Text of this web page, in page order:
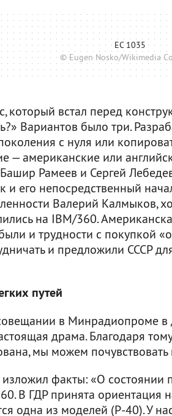
ЕС 1035
© Eugen Nosko/Wikimedia
который встал перед
Вариантов было три.
с нуля или
— американские или
Рамеев и Сергей
и его непосредственный
Валерий Калмыков,
на IBM/360.
и трудности с покупкой
и предложили СССР
путей
в Минрадиопроме в
драма. Благодаря
мы можем почувствовать
факты: «О состоянии
В ГДР принята ориентация
одна из моделей (Р-40). У